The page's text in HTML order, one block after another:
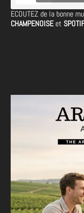
ECOUTEZ de la bonne
CHAMPENOISEet